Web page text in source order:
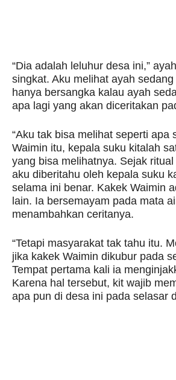
“Dia adalah leluhur desa ini,”
singkat. Aku melihat ayah sedang
hanya bersangka kalau ayah
apa lagi yang akan diceritakan
“Aku tak bisa melihat seperti apa
Waimin itu, kepala suku kitalah
yang bisa melihatnya. Sejak
aku diberitahu oleh kepala suku
selama ini benar. Kakek Waimin
lain. Ia bersemayam pada mata
menambahkan ceritanya.
“Tetapi masyarakat tak tahu itu.
jika kakek Waimin dikubur pada
Tempat pertama kali ia
Karena hal tersebut, kit wajib
apa pun di desa ini pada selasar